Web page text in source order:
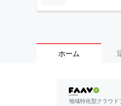
ホーム
地域特化型クラウド